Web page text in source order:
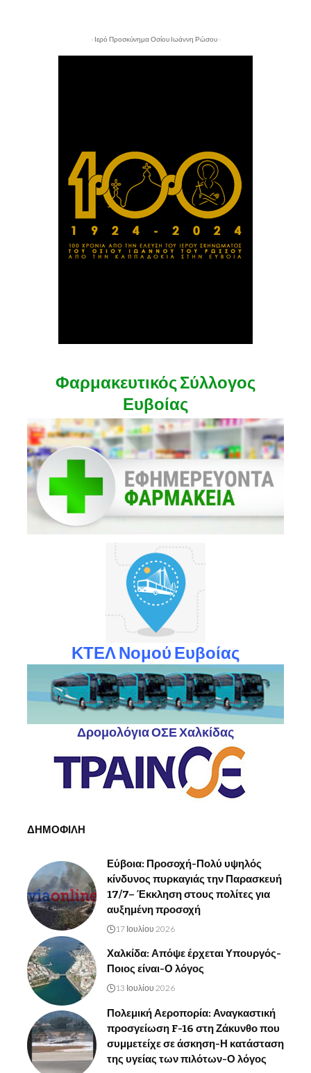
- Ιερό Προσκύνημα Οσίου Ιωάννη Ρώσου -
Φαρμακευτικός Σύλλογος
Ευβοίας
ΚΤΕΛ Νομού Ευβοίας
Δρομολόγια ΟΣΕ Χαλκίδας
ΔΗΜΟΦΙΛΗ
Εύβοια: Προσοχή-Πολύ υψηλός
κίνδυνος πυρκαγιάς την Παρασκευή
17/7– Έκκληση στους πολίτες για
αυξημένη προσοχή
17 Ιουλίου 2026
Χαλκίδα: Απόψε έρχεται Υπουργός-
Ποιος είναι-Ο λόγος
13 Ιουλίου 2026
Πολεμική Αεροπορία: Αναγκαστική
προσγείωση F-16 στη Ζάκυνθο που
συμμετείχε σε άσκηση-Η κατάσταση
της υγείας των πιλότων-Ο λόγος